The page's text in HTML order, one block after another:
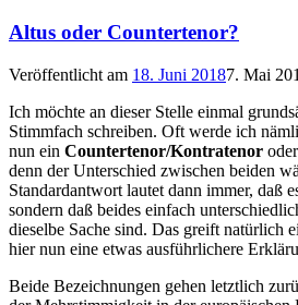
Altus oder Countertenor?
Veröffentlicht am 18. Juni 20187. Mai
Ich möchte an dieser Stelle einmal
Stimmfach schreiben. Oft werde ich
nun ein Countertenor/Kontratenor
denn der Unterschied zwischen beiden
Standardantwort lautet dann immer, daß
sondern daß beides einfach
dieselbe Sache sind. Das greift natürlich
hier nun eine etwas ausführlichere
Beide Bezeichnungen gehen letztlich